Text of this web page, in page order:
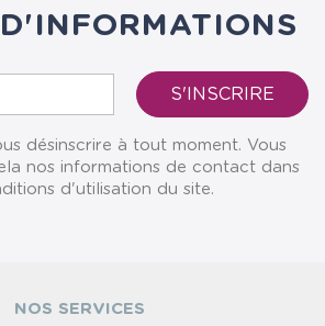
désinscrire à tout moment. Vous
nos informations de contact dans
d'utilisation du site.
NOS SERVICES